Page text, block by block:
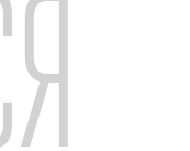
новорожденный
в том случае,
на помощь плачем.
утихает. Итак, плач